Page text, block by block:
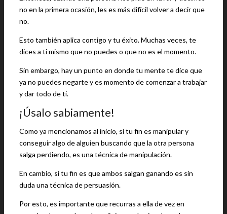
no en la primera ocasión, les es más difícil volver a decir que
no.
Esto también aplica contigo y tu éxito. Muchas veces, te
dices a ti mismo que no puedes o que no es el momento.
Sin embargo, hay un punto en donde tu mente te dice que
ya no puedes negarte y es momento de comenzar a trabajar
y dar todo de ti.
¡Úsalo sabiamente!
Como ya mencionamos al inicio, si tu fin es manipular y
conseguir algo de alguien buscando que la otra persona
salga perdiendo, es una técnica de manipulación.
En cambio, si tu fin es que ambos salgan ganando es sin
duda una técnica de persuasión.
Por esto, es importante que recurras a ella de vez en